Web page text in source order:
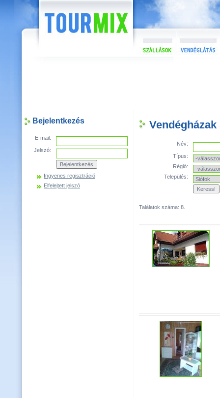
Bejelentkezés
E-mail:
Jelszó:
Ingyenes regisztráció
Elfelejtett jelszó
Név:
Típus:
Régió:
Település:
Találatok száma: 8.